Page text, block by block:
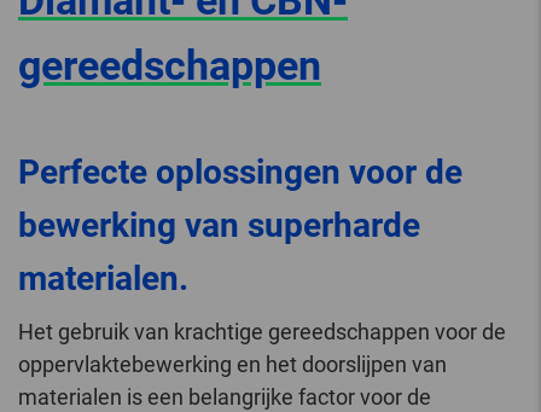
gereedschappen
Perfecte oplossingen voor de
bewerking van superharde
materialen.
Het gebruik van krachtige gereedschappen voor de
oppervlaktebewerking en het doorslijpen van
materialen is een belangrijke factor voor de